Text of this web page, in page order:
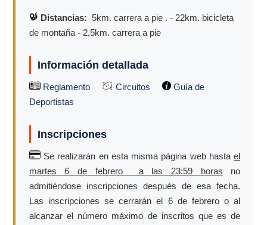
Distancias: 5km. carrera a pie . - 22km. bicicleta
de montaña - 2,5km. carrera a pie
Información detallada
Reglamento Circuitos
Guía de
Deportistas
Inscripciones
Se realizarán en esta misma página web hastael
martes 6 de febrero a las 23:59 horas no
admitiéndose inscripciones después de esa fecha.
Las inscripciones se cerrarán el 6 de febrero o al
alcanzar el número máximo de inscritos que es de